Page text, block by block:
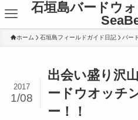
石垣島バードウ
ホーム 石垣島フィールドガイド日記 バー
出会い盛り沢
ードウオッチ
ー！！
2017
1/08